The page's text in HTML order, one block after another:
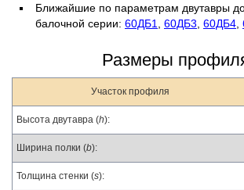
Ближайшие по параметрам двутавры
балочной серии: 60ДБ1 60ДБ3 60ДБ4
Размеры
Участок профиля
Высота двутавра (h):
Ширина полки (b):
Толщина стенки (s):